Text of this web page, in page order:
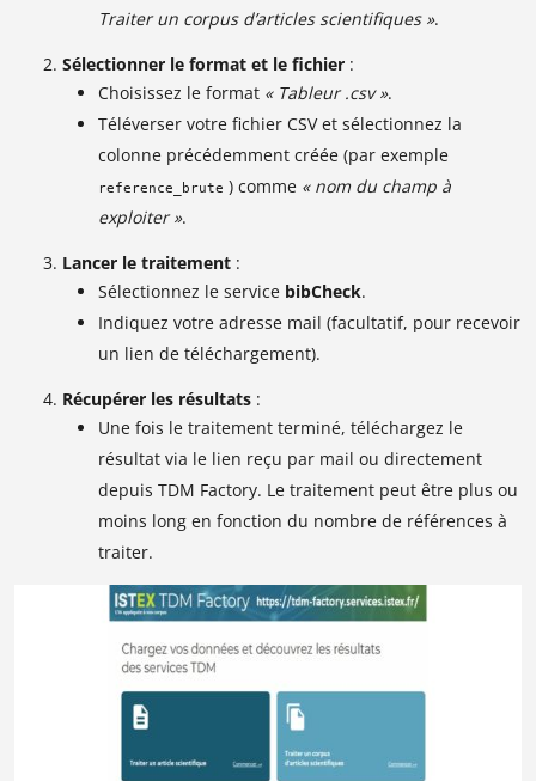
Traiter un corpus d’articles scientifiques ».
Sélectionner le format et le fichier :
Choisissez le format « Tableur .csv ».
Téléverser votre fichier CSV et sélectionnez la
colonne précédemment créée (par exemple
reference_brute ) comme « nom du champ à
exploiter ».
Lancer le traitement :
Sélectionnez le service bibCheck.
Indiquez votre adresse mail (facultatif, pour recevoir
un lien de téléchargement).
Récupérer les résultats :
Une fois le traitement terminé, téléchargez le
résultat via le lien reçu par mail ou directement
depuis TDM Factory. Le traitement peut être plus ou
moins long en fonction du nombre de références à
traiter.